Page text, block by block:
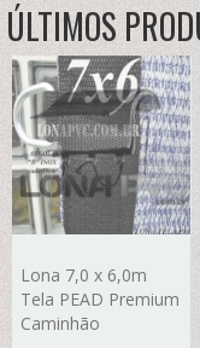
ÚLTIMOS
Lona 7,0 x 6,0m
Tela PEAD Premium
Caminhão